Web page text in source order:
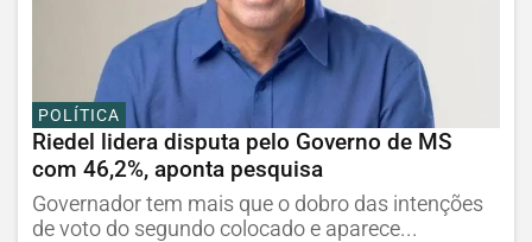
POLÍTICA
Riedel lidera disputa pelo Governo de MS
com 46,2%, aponta pesquisa
Governador tem mais que o dobro das intenções
de voto do segundo colocado e aparece...